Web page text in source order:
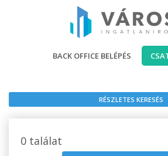
BACK OFFICE BELÉPÉS
RÉSZLETES KERESÉS
0 találat